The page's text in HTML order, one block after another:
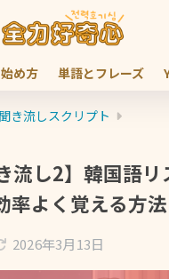
め方 単語とフレーズ
き流しスクリプト
流し2】韓国語
率よく覚える方法
2026年3月13日